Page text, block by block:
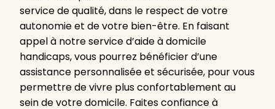
service de qualité, dans le respect de votre
autonomie et de votre bien-être. En faisant
appel à notre service d’aide à domicile
handicaps, vous pourrez bénéficier d’une
assistance personnalisée et sécurisée, pour vous
permettre de vivre plus confortablement au
sein de votre domicile. Faites confiance à